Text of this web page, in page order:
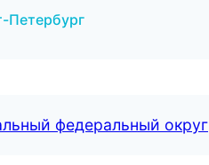
Петербург
федеральный округ